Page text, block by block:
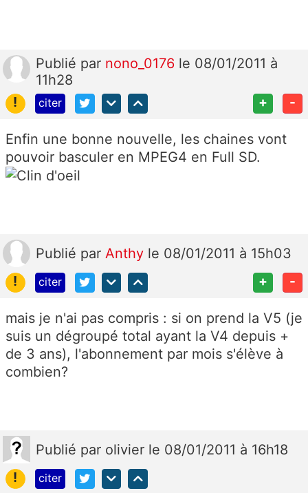
Publié par nono_0176 le 08/01/2011 à
11h28
!
citer + -
Enfin une bonne nouvelle, les chaines vont
pouvoir basculer en MPEG4 en Full SD.
Publié par Anthy le 08/01/2011 à 15h03
!
citer + -
mais je n'ai pas compris : si on prend la V5 (je
suis un dégroupé total ayant la V4 depuis +
de 3 ans), l'abonnement par mois s'élève à
combien?
Publié par olivier le 08/01/2011 à 16h18
!
citer